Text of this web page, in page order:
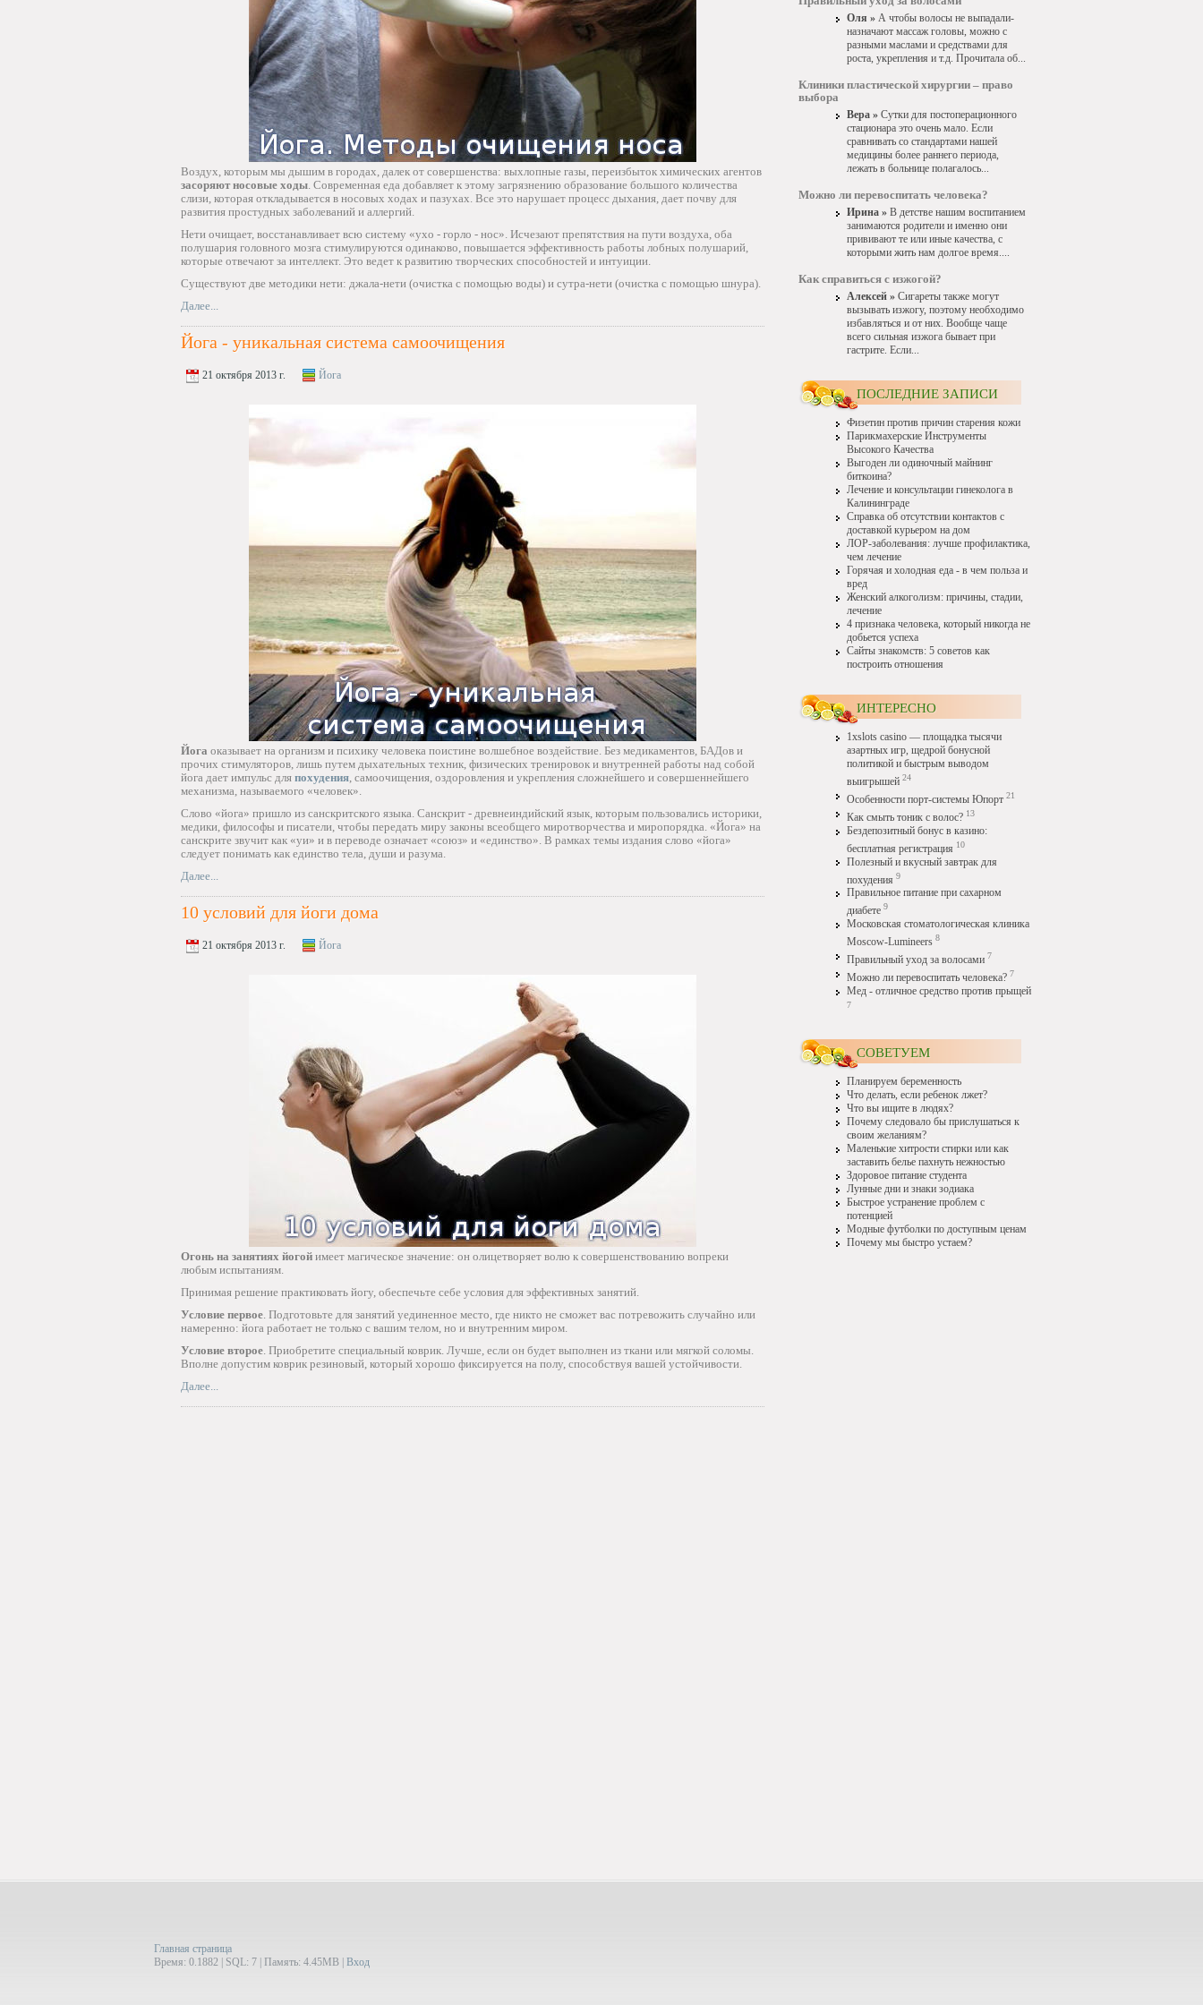
Воздух, которым мы дышим в городах, далек от совершенства: выхлопные газы, переизбыток химических агентов
засоряют носовые ходы. Современная еда добавляет к этому загрязнению образование большого количества
слизи, которая откладывается в носовых ходах и пазухах. Все это нарушает процесс дыхания, дает почву для
развития простудных заболеваний и аллергий.
Нети очищает, восстанавливает всю систему «ухо - горло - нос». Исчезают препятствия на пути воздуха, оба
полушария головного мозга стимулируются одинаково, повышается эффективность работы лобных полушарий,
которые отвечают за интеллект. Это ведет к развитию творческих способностей и интуиции.
Существуют две методики нети: джала-нети (очистка с помощью воды) и сутра-нети (очистка с помощью шнура).
Далее...
Йога - уникальная система самоочищения
21 октября 2013 г. Йога
Йога оказывает на организм и психику человека поистине волшебное воздействие. Без медикаментов, БАДов и
прочих стимуляторов, лишь путем дыхательных техник, физических тренировок и внутренней работы над собой
йога дает импульс для похудения, самоочищения, оздоровления и укрепления сложнейшего и совершеннейшего
механизма, называемого «человек».
Слово «йога» пришло из санскритского языка. Санскрит - древнеиндийский язык, которым пользовались историки,
медики, философы и писатели, чтобы передать миру законы всеобщего миротворчества и миропорядка. «Йога» на
санскрите звучит как «уи» и в переводе означает «союз» и «единство». В рамках темы издания слово «йога»
следует понимать как единство тела, души и разума.
Далее...
10 условий для йоги дома
21 октября 2013 г. Йога
Огонь на занятиях йогой имеет магическое значение: он олицетворяет волю к совершенствованию вопреки
любым испытаниям.
Принимая решение практиковать йогу, обеспечьте себе условия для эффективных занятий.
Условие первое. Подготовьте для занятий уединенное место, где никто не сможет вас потревожить случайно или
намеренно: йога работает не только с вашим телом, но и внутренним миром.
Условие второе. Приобретите специальный коврик. Лучше, если он будет выполнен из ткани или мягкой соломы.
Вполне допустим коврик резиновый, который хорошо фиксируется на полу, способствуя вашей устойчивости.
Далее...
Оля » А чтобы волосы не выпадали-
назначают массаж головы, можно с
разными маслами и средствами для
роста, укрепления и т.д. Прочитала об...
Клиники пластической хирургии – право
выбора
Вера » Сутки для постоперационного
стационара это очень мало. Если
сравнивать со стандартами нашей
медицины более раннего периода,
лежать в больнице полагалось...
Можно ли перевоспитать человека?
Ирина » В детстве нашим воспитанием
занимаются родители и именно они
прививают те или иные качества, с
которыми жить нам долгое время....
Как справиться с изжогой?
Алексей » Сигареты также могут
вызывать изжогу, поэтому необходимо
избавляться и от них. Вообще чаще
всего сильная изжога бывает при
гастрите. Если...
ПОСЛЕДНИЕ ЗАПИСИ
Физетин против причин старения кожи
Парикмахерские Инструменты
Высокого Качества
Выгоден ли одиночный майнинг
биткоина?
Лечение и консультации гинеколога в
Калининграде
Справка об отсутствии контактов с
доставкой курьером на дом
ЛОР-заболевания: лучше профилактика,
чем лечение
Горячая и холодная еда - в чем польза и
вред
Женский алкоголизм: причины, стадии,
лечение
4 признака человека, который никогда не
добьется успеха
Сайты знакомств: 5 советов как
построить отношения
ИНТЕРЕСНО
1xslots casino — площадка тысячи
азартных игр, щедрой бонусной
политикой и быстрым выводом
выигрышей 24
Особенности порт-системы Юпорт 21
Как смыть тоник с волос? 13
Бездепозитный бонус в казино:
бесплатная регистрация 10
Полезный и вкусный завтрак для
похудения 9
Правильное питание при сахарном
диабете 9
Московская стоматологическая клиника
Moscow-Lumineers 8
Правильный уход за волосами 7
Можно ли перевоспитать человека? 7
Мед - отличное средство против прыщей
7
СОВЕТУЕМ
Планируем беременность
Что делать, если ребенок лжет?
Что вы ищите в людях?
Почему следовало бы прислушаться к
своим желаниям?
Маленькие хитрости стирки или как
заставить белье пахнуть нежностью
Здоровое питание студента
Лунные дни и знаки зодиака
Быстрое устранение проблем с
потенцией
Модные футболки по доступным ценам
Почему мы быстро устаем?
Главная страница
Время: 0.1882 | SQL: 7 | Память: 4.45MB Вход